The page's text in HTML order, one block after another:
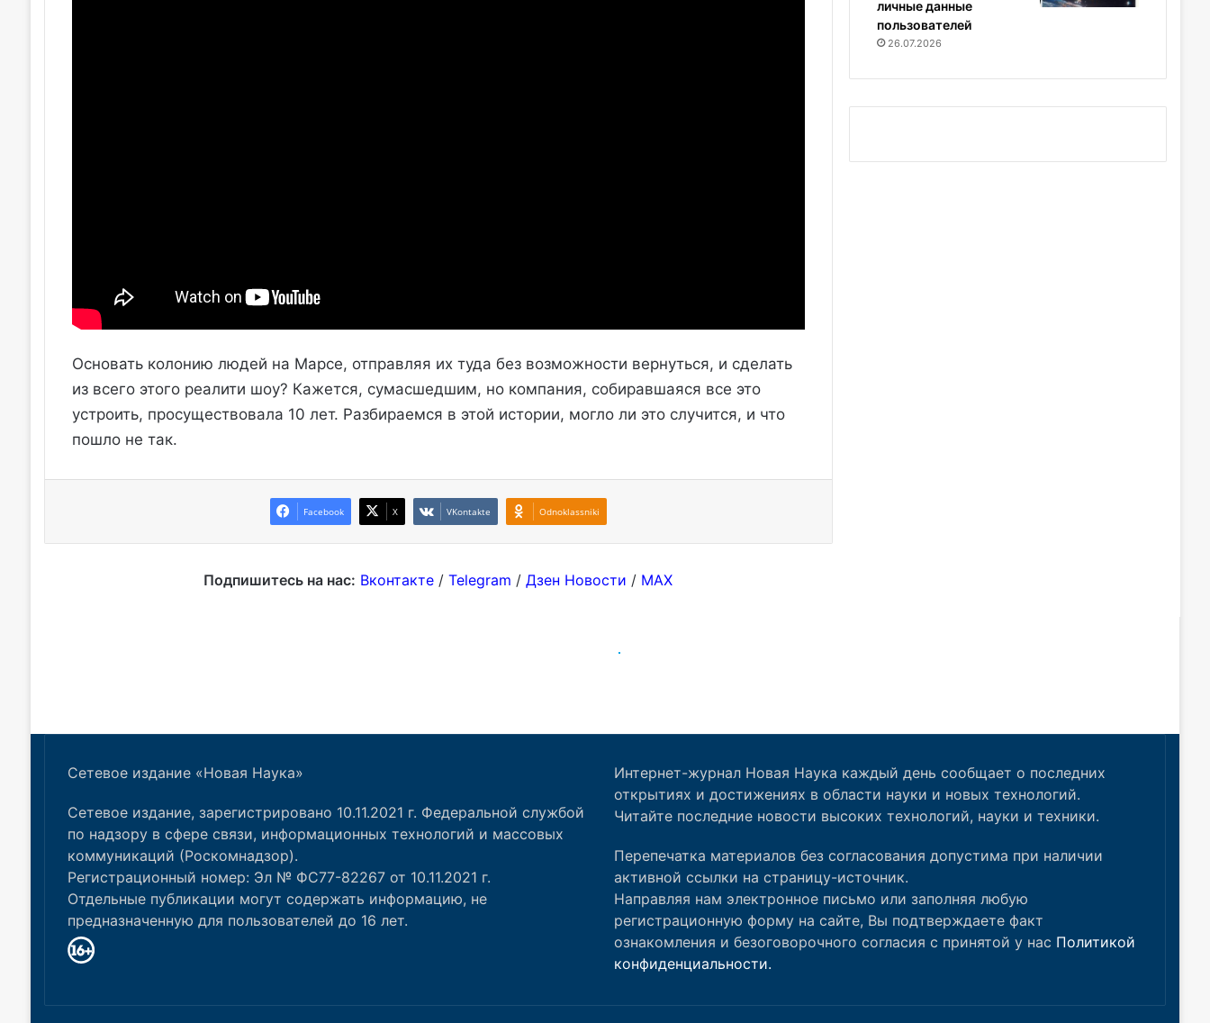
Сетевое издание «Новая Наука»
Сетевое издание, зарегистрировано 10.11.2021 г. Федеральной службой
по надзору в сфере связи, информационных технологий и массовых
коммуникаций (Роскомнадзор).
Регистрационный номер: Эл № ФС77-82267 от 10.11.2021 г.
Отдельные публикации могут содержать информацию, не
предназначенную для пользователей до 16 лет.
Интернет-журнал Новая Наука каждый день сообщает о последних
открытиях и достижениях в области науки и новых технологий.
Читайте последние новости высоких технологий, науки и техники.
Перепечатка материалов без согласования допустима при наличии
активной ссылки на страницу-источник.
Направляя нам электронное письмо или заполняя любую
регистрационную форму на сайте, Вы подтверждаете факт
ознакомления и безоговорочного согласия с принятой у нас Политикой
конфиденциальности.